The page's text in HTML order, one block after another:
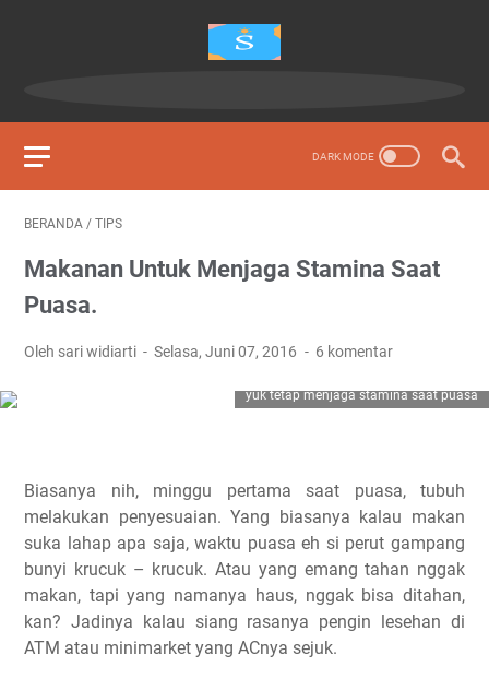
BERANDA / TIPS
Makanan Untuk Menjaga Stamina Saat
Puasa.
Oleh sari widiarti Selasa, Juni 07, 2016 6 komentar
yuk tetap menjaga stamina saat puasa
Biasanya nih, minggu pertama saat puasa, tubuh
melakukan penyesuaian. Yang biasanya kalau makan
suka lahap apa saja, waktu puasa eh si perut gampang
bunyi krucuk – krucuk. Atau yang emang tahan nggak
makan, tapi yang namanya haus, nggak bisa ditahan,
kan? Jadinya kalau siang rasanya pengin lesehan di
ATM atau minimarket yang ACnya sejuk.